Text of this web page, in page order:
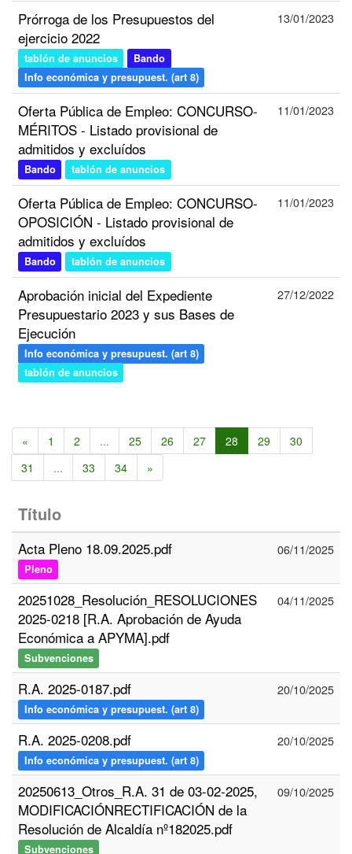
Prórroga de los Presupuestos del
ejercicio 2022
tablón de anuncios
Bando
Info económica y presupuest. (art 8)
13/01/2023
Oferta Pública de Empleo: CONCURSO-
MÉRITOS - Listado provisional de
admitidos y excluídos
Bando tablón de anuncios
11/01/2023
Oferta Pública de Empleo: CONCURSO-
OPOSICIÓN - Listado provisional de
admitidos y excluídos
Bando tablón de anuncios
11/01/2023
Aprobación inicial del Expediente
Presupuestario 2023 y sus Bases de
Ejecución
Info económica y presupuest. (art 8)
tablón de anuncios
27/12/2022
« 1 2 ... 25 26 27 28 29
30
31
... 33 34 »
Título
Acta Pleno 18.09.2025.pdf
Pleno
06/11/2025
20251028_Resolución_RESOLUCIONES
2025-0218 [R.A. Aprobación de Ayuda
Económica a APYMA].pdf
Subvenciones
04/11/2025
R.A. 2025-0187.pdf
Info económica y presupuest. (art 8)
20/10/2025
R.A. 2025-0208.pdf
Info económica y presupuest. (art 8)
20/10/2025
20250613_Otros_R.A. 31 de 03-02-2025,
MODIFICACIÓNRECTIFICACIÓN de la
Resolución de Alcaldía nº182025.pdf
Subvenciones
09/10/2025